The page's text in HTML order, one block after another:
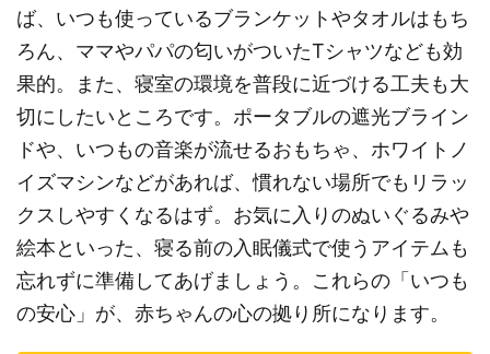
ば、いつも使っているブランケットやタオルはもち
ろん、ママやパパの匂いがついたTシャツなども効
果的。また、寝室の環境を普段に近づける工夫も大
切にしたいところです。ポータブルの遮光ブライン
ドや、いつもの音楽が流せるおもちゃ、ホワイトノ
イズマシンなどがあれば、慣れない場所でもリラッ
クスしやすくなるはず。お気に入りのぬいぐるみや
絵本といった、寝る前の入眠儀式で使うアイテムも
忘れずに準備してあげましょう。これらの「いつも
の安心」が、赤ちゃんの心の拠り所になります。